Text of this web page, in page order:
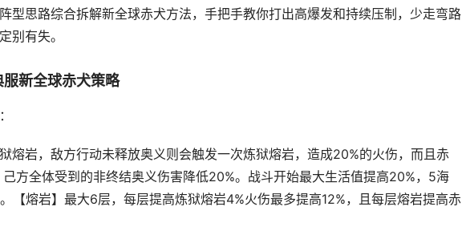
型思路综合拆解新全球赤犬方法，手把手教你打出高爆发和持续压制，少走弯路
别有失。
服新全球赤犬策略
熔岩，敌方行动未释放奥义则会触发一次炼狱熔岩，造成20%的火伤，而且赤
方全体受到的非终结奥义伤害降低20%。战斗开始最大生活值提高20%，5海
【熔岩】最大6层，每层提高炼狱熔岩4%火伤最多提高12%，且每层熔岩提高赤